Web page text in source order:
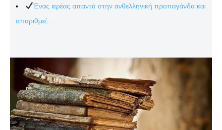
Ένας ιερέας απαντά στην ανθελληνική προπαγάνδα και
απαριθμεί...